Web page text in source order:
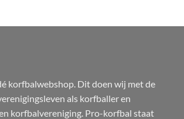
korfbalwebshop. Dit doen wij met de
als korfballer en
korfbalvereniging. Pro-korfbal staat